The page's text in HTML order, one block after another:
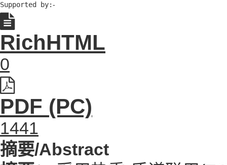
Supported by:-
RichHTML
0
PDF (PC)
1441
摘要/Abstract